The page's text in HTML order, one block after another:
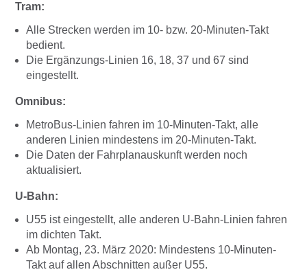
Tram:
Alle Strecken werden im 10- bzw. 20-Minuten-Takt
bedient.
Die Ergänzungs-Linien 16, 18, 37 und 67 sind
eingestellt.
Omnibus:
MetroBus-Linien fahren im 10-Minuten-Takt, alle
anderen Linien mindestens im 20-Minuten-Takt.
Die Daten der Fahrplanauskunft werden noch
aktualisiert.
U-Bahn:
U55 ist eingestellt, alle anderen U-Bahn-Linien fahren
im dichten Takt.
Ab Montag, 23. März 2020: Mindestens 10-Minuten-
Takt auf allen Abschnitten außer U55.